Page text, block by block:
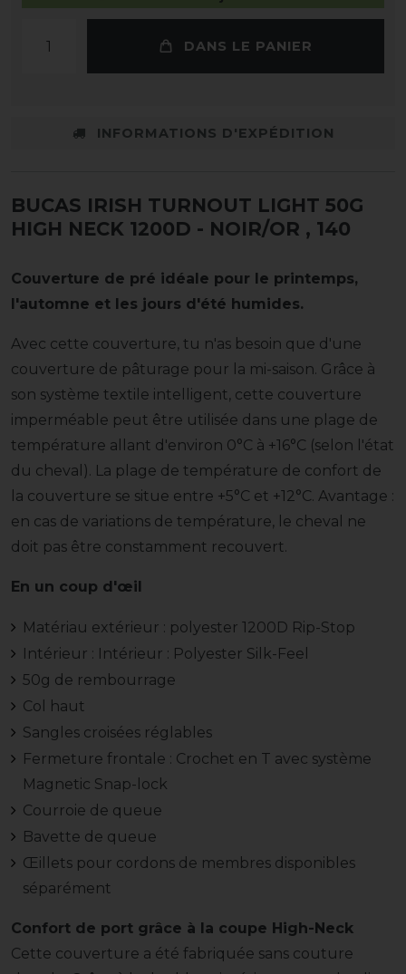
DANS LE PANIER
INFORMATIONS D'EXPÉDITION
BUCAS IRISH TURNOUT LIGHT 50G
HIGH NECK 1200D - NOIR/OR , 140
Couverture de pré idéale pour le printemps,
l'automne et les jours d'été humides.
Avec cette couverture, tu n'as besoin que d'une
couverture de pâturage pour la mi-saison. Grâce à
son système textile intelligent, cette couverture
imperméable peut être utilisée dans une plage de
température allant d'environ 0°C à +16°C (selon l'état
du cheval). La plage de température de confort de
la couverture se situe entre +5°C et +12°C. Avantage :
en cas de variations de température, le cheval ne
doit pas être constamment recouvert.
En un coup d'œil
Matériau extérieur : polyester 1200D Rip-Stop
Intérieur : Intérieur : Polyester Silk-Feel
50g de rembourrage
Col haut
Sangles croisées réglables
Fermeture frontale : Crochet en T avec système
Magnetic Snap-lock
Courroie de queue
Bavette de queue
Œillets pour cordons de membres disponibles
séparément
Confort de port grâce à la coupe High-Neck
Cette couverture a été fabriquée sans couture